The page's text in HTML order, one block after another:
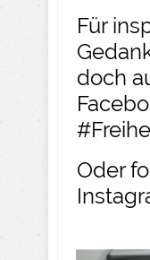
Für
doch
Oder